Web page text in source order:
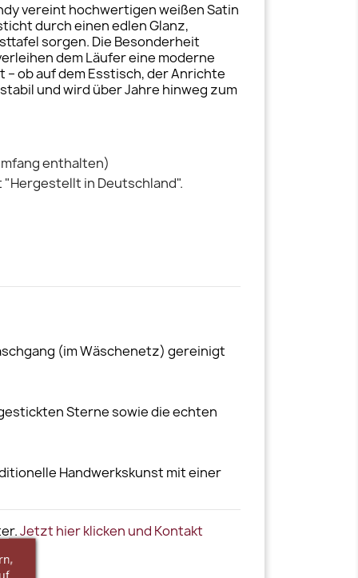
vereint hochwertigen weißen Satin
durch einen edlen Glanz,
sorgen. Die Besonderheit
dem Läufer eine moderne
ob auf dem Esstisch, der Anrichte
und wird über Jahre hinweg zum
enthalten)
in Deutschland".
(im Wäschenetz) gereinigt
Sterne sowie die echten
Handwerkskunst mit einer
Jetzt hier klicken und Kontakt